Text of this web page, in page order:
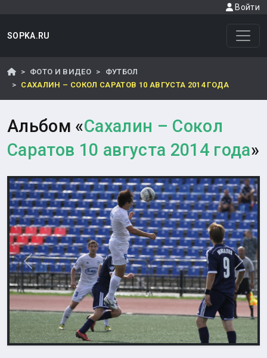
Войти
SOPKA.RU
ФОТО И ВИДЕО
ФУТБОЛ
САХАЛИН – СОКОЛ САРАТОВ 10 АВГУСТА 2014 ГОДА
Альбом «Сахалин – Сокол
Саратов 10 августа 2014 года»
Назад